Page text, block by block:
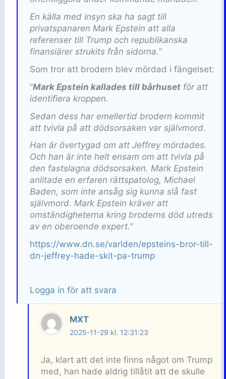
En källa med insyn ska ha sagt till
privatspanaren Mark Epstein att alla
referenser till Trump och republikanska
finansiärer strukits från sidorna.”
Som tror att brodern blev mördad i fängelset:
”Mark Epstein kallades till bårhusetför att
identifiera kroppen.
Sedan dess har emellertid brodern kommit
att tvivla på att dödsorsaken var självmord.
Han är övertygad om att Jeffrey mördades.
Och han är inte helt ensam om att tvivla på
den fastslagna dödsorsaken. Mark Epstein
anlitade en erfaren rättspatolog, Michael
Baden, som inte ansåg sig kunna slå fast
självmord. Mark Epstein kräver att
omständigheterna kring broderns död utreds
av en oberoende expert.”
https://www.dn.se/varlden/epsteins-bror-till-
dn-jeffrey-hade-skit-pa-trump
Logga in för att svara
MXT
2025-11-29 kl. 12:31:23
Ja, klart att det inte finns något om Trump
med, han hade aldrig tillåtit att de skulle